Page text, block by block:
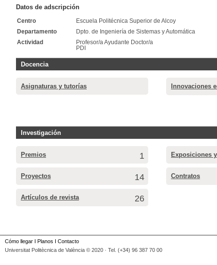
Datos de adscripción
Centro
Escuela Politécnica Superior de Alcoy
Departamento
Dpto. de Ingeniería de Sistemas y Automática
Actividad
Profesor/a Ayudante Doctor/a
PDI
Docencia
Asignaturas y tutorías Innovaciones
Investigación
Premios 1 Exposiciones
Proyectos 14 Contratos
Artículos de revista 26
Cómo llegar I Planos I Contacto
Universitat Politècnica de València © 2020 · Tel. (+34) 96 387 70 00